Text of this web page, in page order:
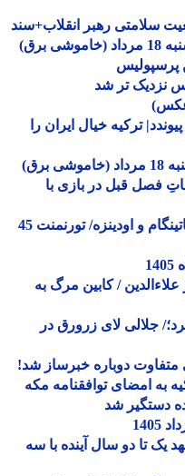
رهبر انقلاب+سند
تر شد
ترکیه خیال ایران را
فصل قبل در بازی با
ویدیو| خلاصه بازی بارسلونا مقابل ناتینگام و اودینزه/ تورنمنت 45
/ کابین مرگ به
جلالی لای زرورق در
دوباره خبرساز شد!
امضای توافقنامه مکه
شد
دو سال آینده با سه